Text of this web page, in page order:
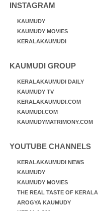
INSTAGRAM
KAUMUDY
KAUMUDY MOVIES
KERALAKAUMUDI
KAUMUDI GROUP
KERALAKAUMUDI DAILY
KAUMUDY TV
KERALAKAUMUDI.COM
KAUMUDI.COM
KAUMUDYMATRIMONY.COM
YOUTUBE CHANNELS
KERALAKAUMUDI NEWS
KAUMUDY
KAUMUDY MOVIES
THE REAL TASTE OF KERALA
AROGYA KAUMUDY